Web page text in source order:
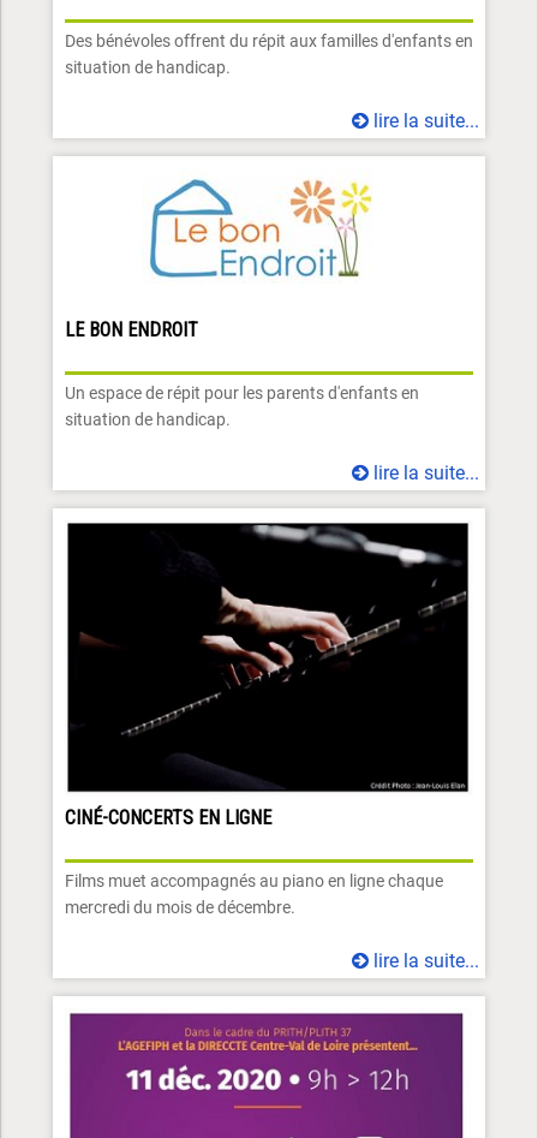
Des bénévoles offrent du répit aux familles d'enfants en
situation de handicap.
lire la suite...
LE BON ENDROIT
Un espace de répit pour les parents d'enfants en
situation de handicap.
lire la suite...
CINÉ-CONCERTS EN LIGNE
Films muet accompagnés au piano en ligne chaque
mercredi du mois de décembre.
lire la suite...